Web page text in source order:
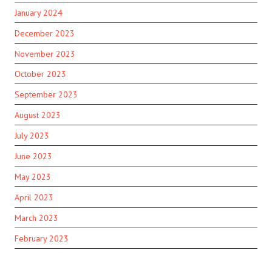
January 2024
December 2023
November 2023
October 2023
September 2023
August 2023
July 2023
June 2023
May 2023
April 2023
March 2023
February 2023